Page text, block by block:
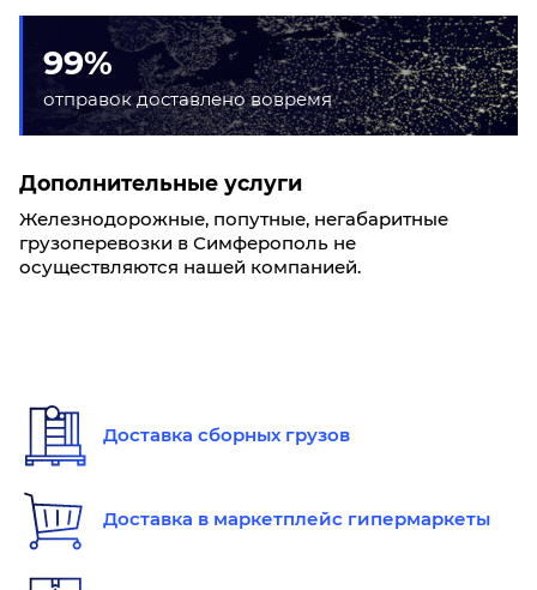
99%
отправок доставлено вовремя
Дополнительные услуги
Железнодорожные, попутные, негабаритные
грузоперевозки в Симферополь не
осуществляются нашей компанией.
Доставка сборных грузов
Доставка в маркетплейс гипермаркеты